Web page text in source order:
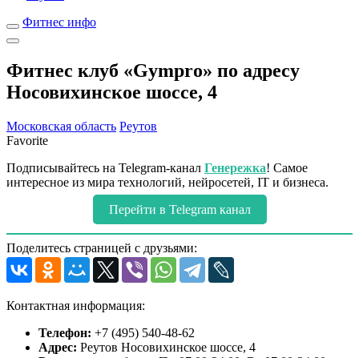
Фитнес инфо
Фитнес клуб «Gympro» по адресу
Носовихинское шоссе, 4
Московская область Реутов
Favorite
Подписывайтесь на Telegram-канал Генережка! Самое
интересное из мира технологий, нейросетей, IT и бизнеса.
Перейти в Telegram канал
Поделитесь страницей с друзьями:
Контактная информация:
Телефон: +7 (495) 540-48-62
Адрес: Реутов Носовихинское шоссе, 4